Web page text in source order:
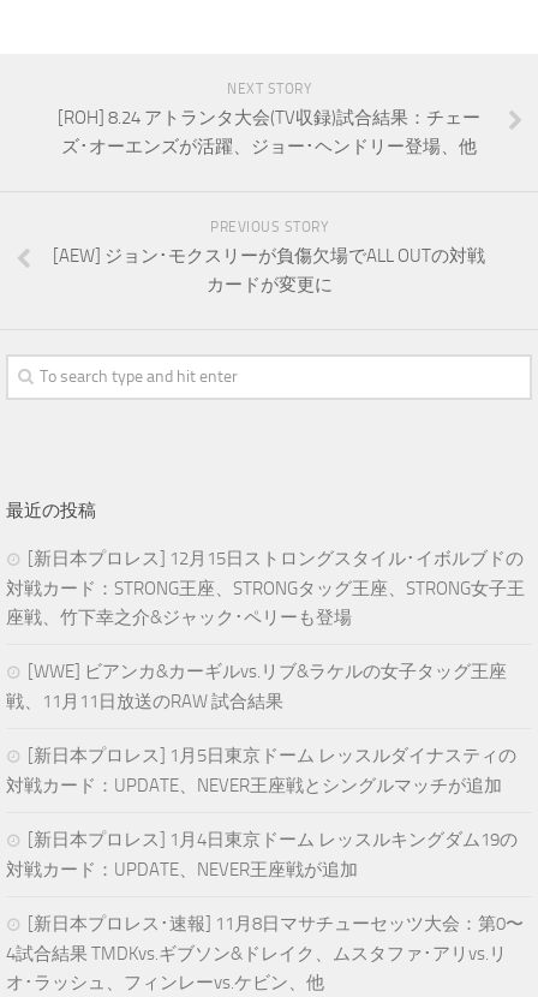
NEXT STORY
[ROH] 8.24 アトランタ大会(TV収録)試合結果：チェー
ズ･オーエンズが活躍、ジョー･ヘンドリー登場、他
PREVIOUS STORY
[AEW] ジョン･モクスリーが負傷欠場でALL OUTの対戦
カードが変更に
最近の投稿
[新日本プロレス] 12月15日ストロングスタイル･イボルブドの
対戦カード：STRONG王座、STRONGタッグ王座、STRONG女子王
座戦、竹下幸之介&ジャック･ペリーも登場
[WWE] ビアンカ&カーギルvs.リブ&ラケルの女子タッグ王座
戦、11月11日放送のRAW 試合結果
[新日本プロレス] 1月5日東京ドーム レッスルダイナスティの
対戦カード：UPDATE、NEVER王座戦とシングルマッチが追加
[新日本プロレス] 1月4日東京ドーム レッスルキングダム19の
対戦カード：UPDATE、NEVER王座戦が追加
[新日本プロレス･速報] 11月8日マサチューセッツ大会：第0〜
4試合結果 TMDKvs.ギブソン&ドレイク、ムスタファ･アリvs.リ
オ･ラッシュ、フィンレーvs.ケビン、他